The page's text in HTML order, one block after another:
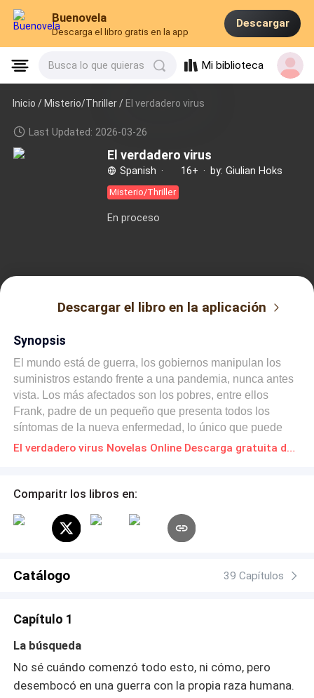
Buenovela
Descarga el libro gratis en la app
Descargar
Busca lo que quieras Mi biblioteca
Inicio /Misterio/Thriller/ El verdadero virus
Last Updated: 2026-03-26
El verdadero virus
Spanish · 16+ · by: Giulian Hoks
Misterio/Thriller
En proceso
Descargar el libro en la aplicación
Synopsis
El mundo está de guerra, los gobiernos manipulan los
suministros estando frente a una pandemia, nunca antes
vista. Los más afectados son los pobres, entre ellos
Frank, padre de un pequeño que presenta todos los
síntomas de la nueva enfermedad, lo único que puede
mantenerlo con vida son los aparatos sofisticados
por adquirir ese equipamiento.
El verdadero virus Novelas Online Descarga gratuita de PDF
Comparitr los libros en:
Catálogo 39 Capítulos
Capítulo 1
La búsqueda
No sé cuándo comenzó todo esto, ni cómo, pero
desembocó en una guerra con la propia raza humana.